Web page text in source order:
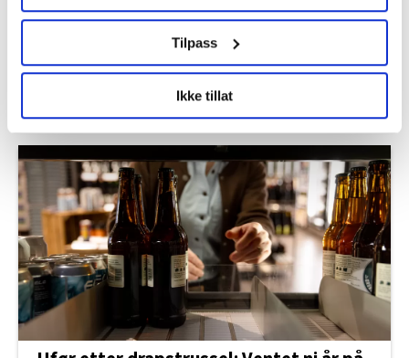
brukes. Du kan hele tiden endre eller trekke tilbake ditt
samtykke fra erklæringen om informasjonskapsler.
LO Medias publikasjoner frifagbevegelse.no, hk-nytt.no
og fontene.no bruker informasjonskapsler (cookies) for å
lære hvordan våre nettsider blir brukt slik at vi tilby
relevant innhold, tilpassede annonser og utarbeide
statistikk.
Vi deler bare informasjon om hvordan du bruker
nettstedet med LO Medias egne samarbeidspartnere
innenfor analyse og annonsering. Disse er angitt i
oversikten lengre ned på denne siden.
Tilpass
Ikke tillat
Hundrevis av ansatte i Oslo kommune
uten faste oppgaver